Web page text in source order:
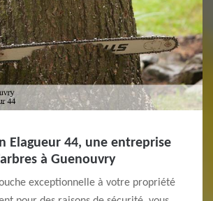
Elagueur 44, une entreprise
à Guenouvry
exceptionnelle à votre propriété